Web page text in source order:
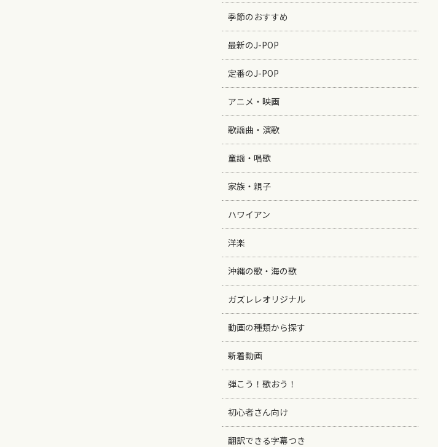
季節のおすすめ
最新のJ-POP
定番のJ-POP
アニメ・映画
歌謡曲・演歌
童謡・唱歌
家族・親子
ハワイアン
洋楽
沖縄の歌・海の歌
ガズレレオリジナル
動画の種類から探す
新着動画
弾こう！歌おう！
初心者さん向け
翻訳できる字幕つき